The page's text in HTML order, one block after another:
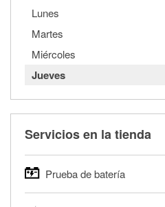
Lunes
Martes
Miércoles
Jueves
Servicios en la tienda
Prueba de batería